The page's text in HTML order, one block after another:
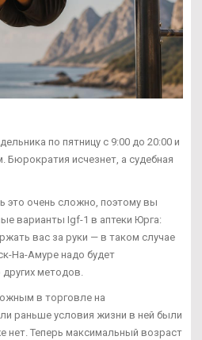
по пятницу с 9:00 до 20:00 и
Бюрократия исчезнет, а судебная
это очень сложно, поэтому вы
варианты Igf-1 в аптеки Юрга:
вас за руки — в таком случае
На-Амуре надо будет
методов.
в торговле на
раньше условия жизни в ней были
нет. Теперь максимальный возраст